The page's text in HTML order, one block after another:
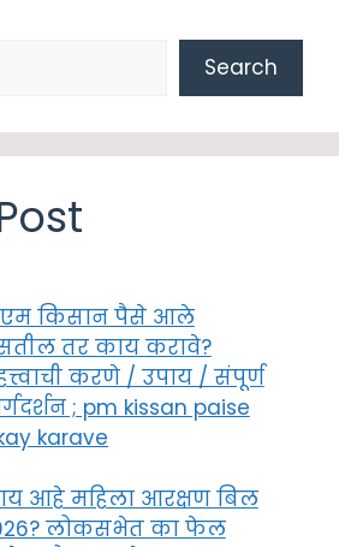
Search
किसान पैसे आले
तर काय करावे?
करणे / उपाय / संपूर्ण
; pm kissan paise
karave
आहे महिला आरक्षण बिल
लोकसभेत का फेल